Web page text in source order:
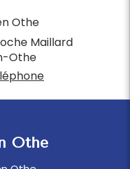
Othe
Maillard
Othe
Othe